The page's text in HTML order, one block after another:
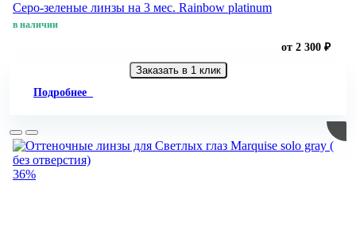
Серо-зеленые линзы на 3 мес. Rainbow platinum
в наличии
от 2 300 ₽
Заказать в 1 клик
Подробнее
36%